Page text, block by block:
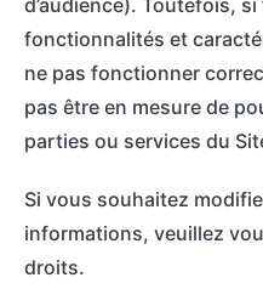
d’audience). Toutefois,
fonctionnalités et
ne pas fonctionner
pas être en mesure de
parties ou services du
Si vous souhaitez
informations, veuillez
droits.